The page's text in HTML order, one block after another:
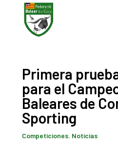
Primera
para el
Baleares de
Sporting
Competiciones, Noticias